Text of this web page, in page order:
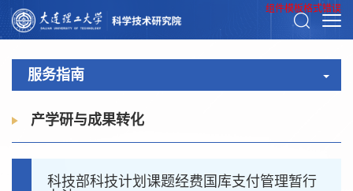
组件模板格式错误
服务指南
产学研与成果转化
科技部科技计划课题经费国库支付管理暂行